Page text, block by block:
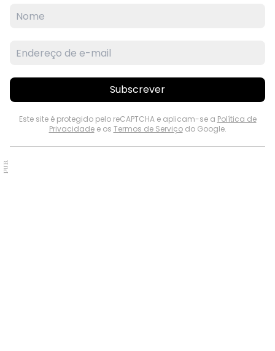
Subscrever
Este site é protegido pelo reCAPTCHA e aplicam-se a Política de
Privacidadee os Termos de Serviçodo Google.
PUB.